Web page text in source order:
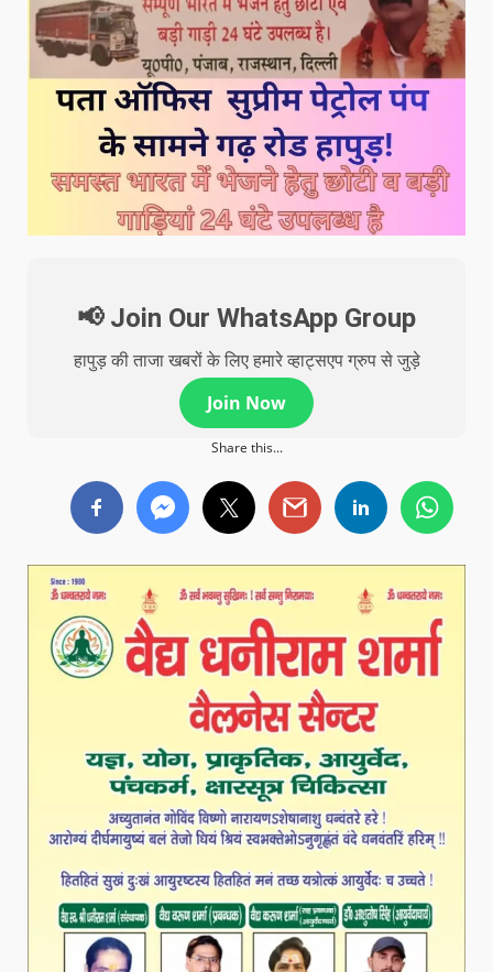
📢 Join Our WhatsApp Group
हापुड़ की ताजा खबरों के लिए हमारे व्हाट्सएप ग्रुप से जुड़े
Join Now
Share this...